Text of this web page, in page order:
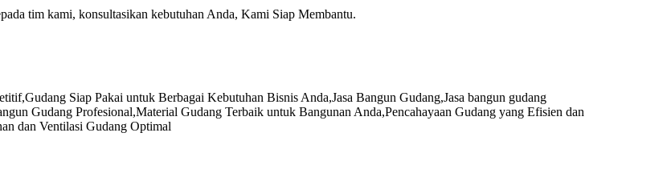
tim kami, konsultasikan kebutuhan Anda, Kami Siap Membantu.
,Gudang Siap Pakai untuk Berbagai Kebutuhan Bisnis Anda,Jasa Bangun Gudang,Jasa bangun gudang
Gudang Profesional,Material Gudang Terbaik untuk Bangunan Anda,Pencahayaan Gudang yang Efisien dan
dan Ventilasi Gudang Optimal